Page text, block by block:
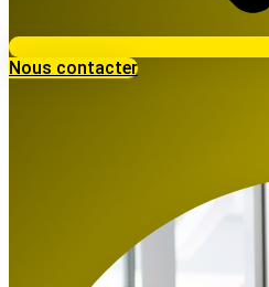
Nous contacter